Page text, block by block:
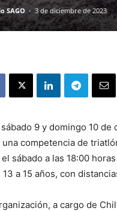
SAGO - 3 de diciembre de 2023
9 y domingo 10
competencia de
sábado a las 18:00
a 15 años, con
a cargo de